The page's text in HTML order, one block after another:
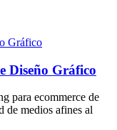
Diseño Gráfico
para ecommerce de
de medios afines al